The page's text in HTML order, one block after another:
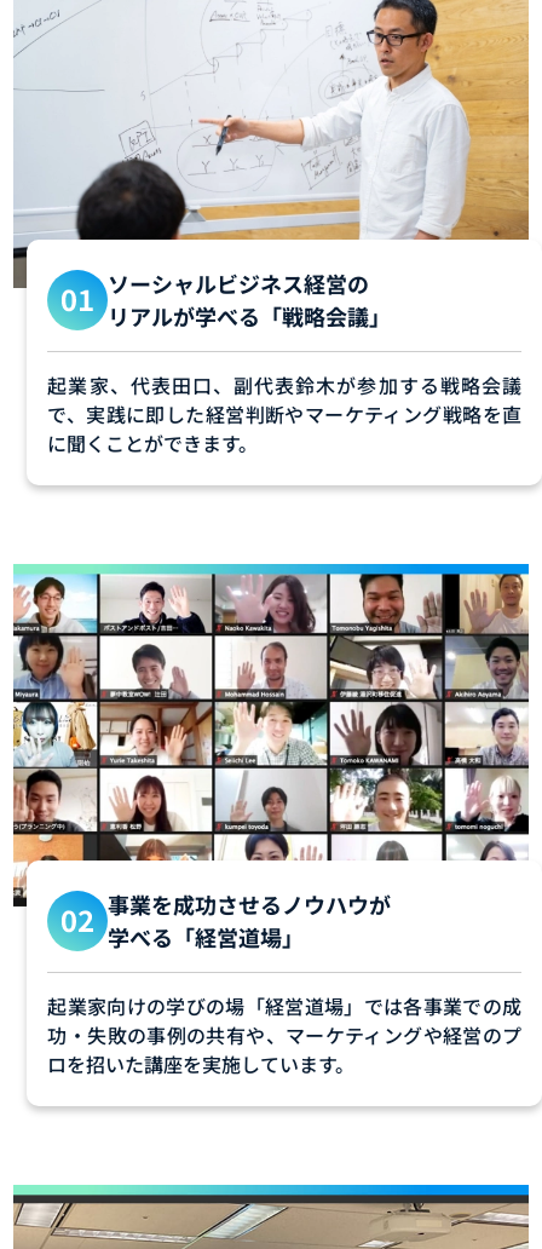
ソーシャルビジネス経営の
リアルが学べる「戦略会議」
起業家、代表田口、副代表鈴木が参加する戦略会議
で、実践に即した経営判断やマーケティング戦略を直
に聞くことができます。
事業を成功させるノウハウが
学べる「経営道場」
起業家向けの学びの場「経営道場」では各事業での成
功・失敗の事例の共有や、マーケティングや経営のプ
ロを招いた講座を実施しています。